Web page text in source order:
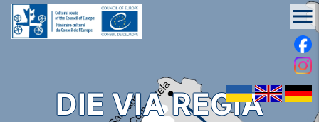
menu
DIE VIA REGIA